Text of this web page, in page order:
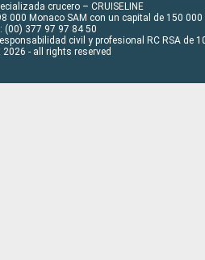
crucero – CRUISELINE
000 Monaco SAM con un capital de 150 000
(00) 377 97 97 84 50
civil y profesional RC RSA de
2026 - all rights reserved